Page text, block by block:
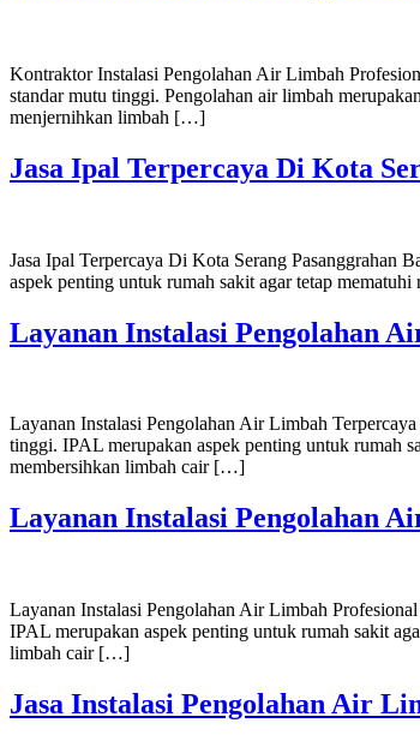
Kontraktor Instalasi Pengolahan Air Limbah
standar mutu tinggi. Pengolahan air limbah
menjernihkan limbah […]
Jasa Ipal Terpercaya Di Kota
Jasa Ipal Terpercaya Di Kota Serang Pasanggrahan
aspek penting untuk rumah sakit agar tetap
Layanan Instalasi Pengolahan
Layanan Instalasi Pengolahan Air Limbah
tinggi. IPAL merupakan aspek penting untuk rumah
membersihkan limbah cair […]
Layanan Instalasi Pengolahan
Layanan Instalasi Pengolahan Air Limbah
IPAL merupakan aspek penting untuk rumah sakit
limbah cair […]
Jasa Instalasi Pengolahan Air